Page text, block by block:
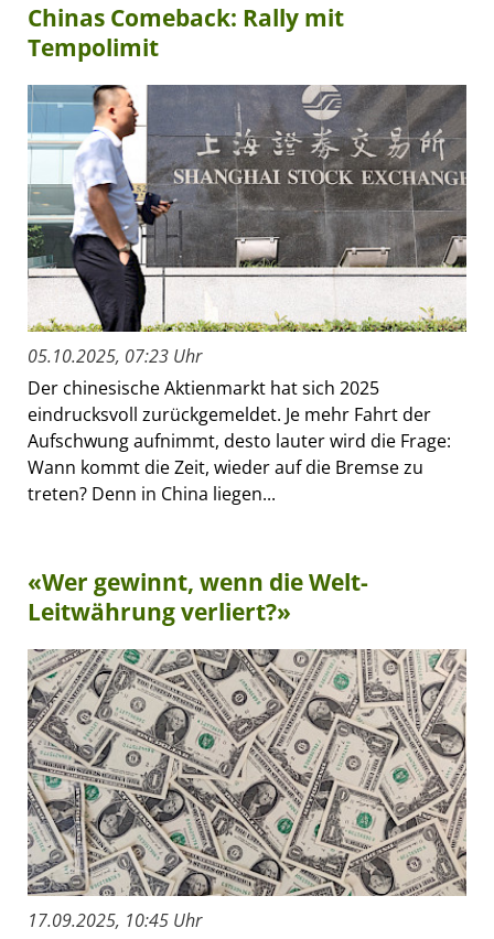
Chinas Comeback: Rally mit
Tempolimit
05.10.2025, 07:23 Uhr
Der chinesische Aktienmarkt hat sich 2025
eindrucksvoll zurückgemeldet. Je mehr Fahrt der
Aufschwung aufnimmt, desto lauter wird die Frage:
Wann kommt die Zeit, wieder auf die Bremse zu
treten? Denn in China liegen...
«Wer gewinnt, wenn die Welt-
Leitwährung verliert?»
17.09.2025, 10:45 Uhr